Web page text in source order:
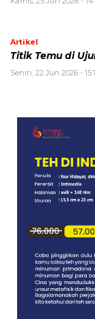
Artikel
Titik Temu di
Senin, 22 Jun 2026 -